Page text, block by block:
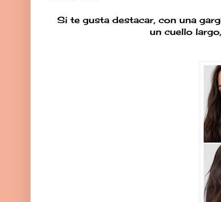
Si te gusta destacar, con una
un cuello